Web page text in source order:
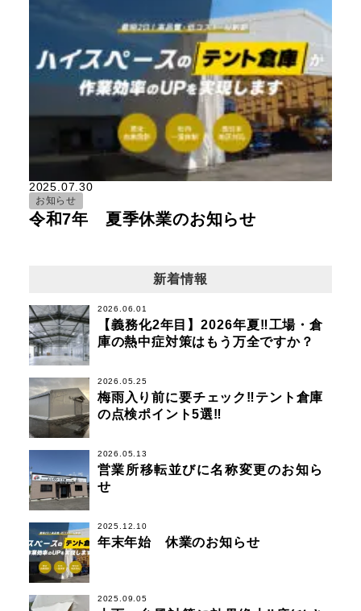
2025.07.30
お知らせ
令和7年 夏季休業のお知らせ
新着情報
2026.06.01
【義務化2年目】2026年夏‼工場・倉
庫の熱中症対策はもう万全ですか？
2026.05.25
梅雨入り前に要チェック‼テント倉庫
の点検ポイント5選‼
2026.05.13
営業所移転並びに名称変更のお知ら
せ
2025.12.10
年末年始 休業のお知らせ
2025.09.05